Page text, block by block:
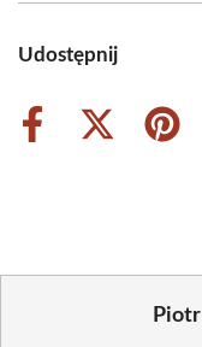
Udostępnij
Share
Share
Share